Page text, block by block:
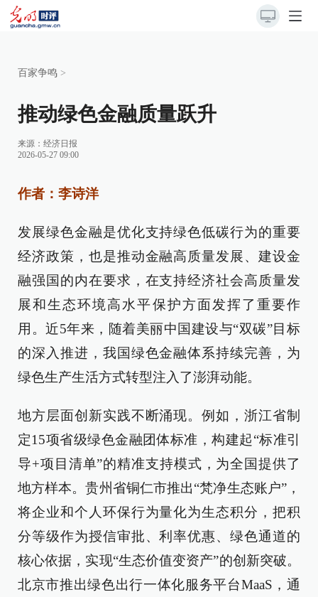
百家争鸣 >
推动绿色金融质量跃升
来源： 经济日报
2026-05-27 09:00
作者：李诗洋
发展绿色金融是优化支持绿色低碳行为的重要
经济政策，也是推动金融高质量发展、建设金
融强国的内在要求，在支持经济社会高质量发
展和生态环境高水平保护方面发挥了重要作
用。近5年来，随着美丽中国建设与“双碳”目标
的深入推进，我国绿色金融体系持续完善，为
绿色生产生活方式转型注入了澎湃动能。
地方层面创新实践不断涌现。例如，浙江省制
定15项省级绿色金融团体标准，构建起“标准引
导+项目清单”的精准支持模式，为全国提供了
地方样本。贵州省铜仁市推出“梵净生态账户”，
将企业和个人环保行为量化为生态积分，把积
分等级作为授信审批、利率优惠、绿色通道的
核心依据，实现“生态价值变资产”的创新突破。
北京市推出绿色出行一体化服务平台MaaS，通